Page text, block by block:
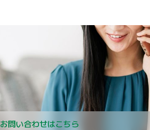
お問い合わせはこちら